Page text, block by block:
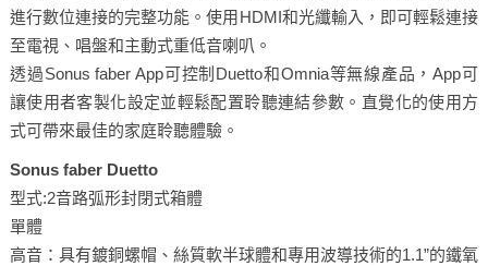
進行數位連接的完整功能。使用HDMI和光纖輸入，即可輕鬆連接
至電視、唱盤和主動式重低音喇叭。
透過Sonus faber App可控制Duetto和Omnia等無線產品，App可
讓使用者客製化設定並輕鬆配置聆聽連結參數。直覺化的使用方
式可帶來最佳的家庭聆聽體驗。
Sonus faber Duetto
型式:2音路弧形封閉式箱體
單體
高音：具有鍍銅螺帽、絲質軟半球體和專用波導技術的1.1”的鐵氧